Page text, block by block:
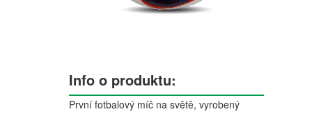
Info o produktu:
První fotbalový míč na světě, vyrobený